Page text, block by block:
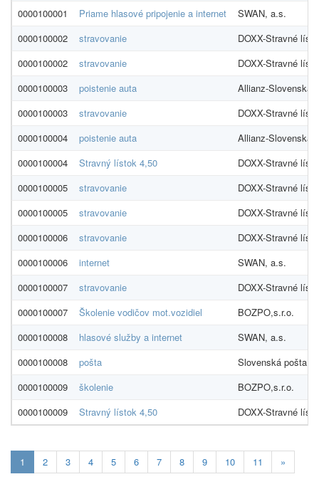
0000100001
Priame hlasové pripojenie a internet
SWAN, a.s.
0000100002
stravovanie
DOXX-Stravné
0000100002
stravovanie
DOXX-Stravné
0000100003
poistenie auta
Allianz-Slovenská
0000100003
stravovanie
DOXX-Stravné
0000100004
poistenie auta
Allianz-Slovenská
0000100004
Stravný lístok 4,50
DOXX-Stravné
0000100005
stravovanie
DOXX-Stravné
0000100005
stravovanie
DOXX-Stravné
0000100006
stravovanie
DOXX-Stravné
0000100006
internet
SWAN, a.s.
0000100007
stravovanie
DOXX-Stravné
0000100007
Školenie vodičov mot.vozidiel
BOZPO,s.r.o.
0000100008
hlasové služby a internet
SWAN, a.s.
0000100008
pošta
Slovenská pošta
0000100009
školenie
BOZPO,s.r.o.
0000100009
Stravný lístok 4,50 DOXX-Stravné
1 Aktualna-
stranka
2 3 4 5 6 7 8 9 10 11 »